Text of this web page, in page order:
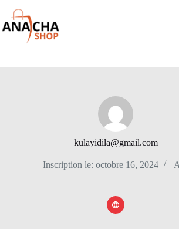
kulayidila@gmail.com
Inscription le: octobre 16, 2024